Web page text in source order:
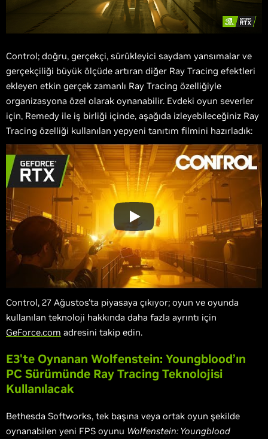
Control; doğru, gerçekçi, sürükleyici saydam yansımalar ve
gerçekçiliği büyük ölçüde artıran diğer Ray Tracing efektleri
ekleyen etkin gerçek zamanlı Ray Tracing özelliğiyle
organizasyona özel olarak oynanabilir. Evdeki oyun severler
için, Remedy ile iş birliği içinde, aşağıda izleyebileceğiniz Ray
Tracing özelliği kullanılan yepyeni tanıtım filmini hazırladık:
Control, 27 Ağustos'ta piyasaya çıkıyor; oyun ve oyunda
kullanılan teknoloji hakkında daha fazla ayrıntı için
GeForce.com adresini takip edin.
E3'te Oynanan Wolfenstein: Youngblood’ın
PC Sürümünde Ray Tracing Teknolojisi
Kullanılacak
Bethesda Softworks, tek başına veya ortak oyun şekilde
oynanabilen yeni FPS oyunu Wolfenstein: Youngblood